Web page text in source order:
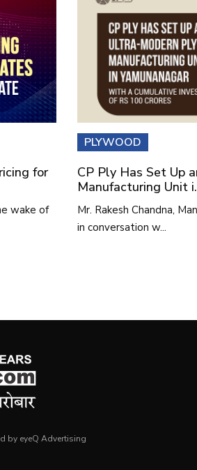
for
wake of
PLYWOOD
CP Ply Has Set Up
Manufacturing Unit
Mr. Rakesh Chandna,
in conversation w...
by eyeQ Advertising